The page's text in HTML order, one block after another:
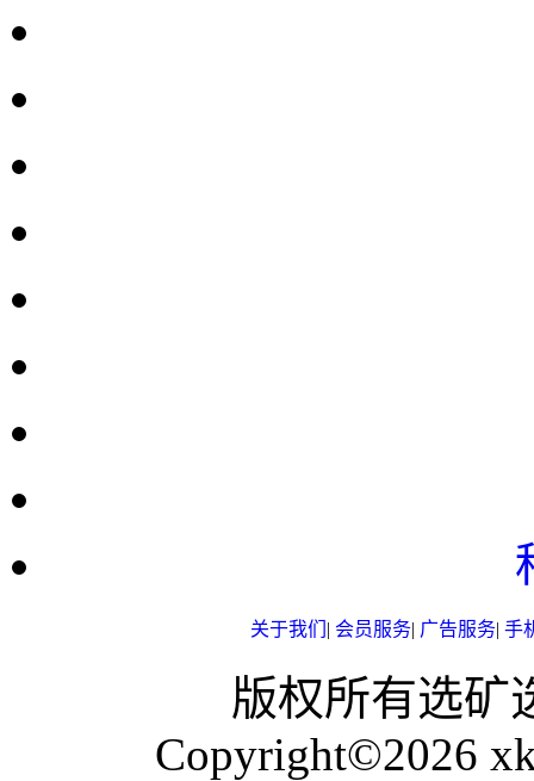
关于我们 | 会员服务| 广告服务| 手
版权所有选矿选
Copyright©2026